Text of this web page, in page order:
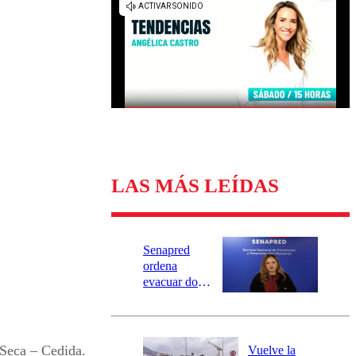
Universidad de Chile
Sustentabilidad
– Cedida.
LAS MÁS LEÍDAS
Senapred
ordena
evacuar dos
Carahue por
río Damas:
Vuelve la